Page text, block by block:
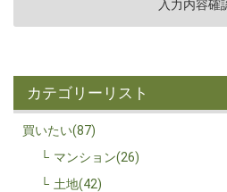
カテゴリーリスト
買いたい(87)
マンション(26)
土地(42)